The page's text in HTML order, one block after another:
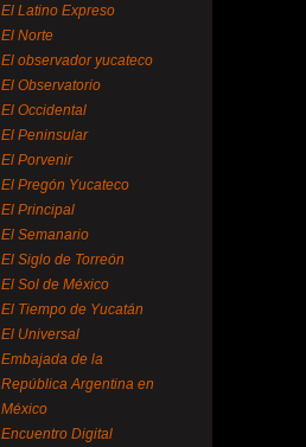
El Latino Expreso
El Norte
El observador yucateco
El Observatorio
El Occidental
El Peninsular
El Porvenir
El Pregón Yucateco
El Principal
El Semanario
El Siglo de Torreón
El Sol de México
El Tiempo de Yucatán
El Universal
Embajada de la
República Argentina en
México
Encuentro Digital